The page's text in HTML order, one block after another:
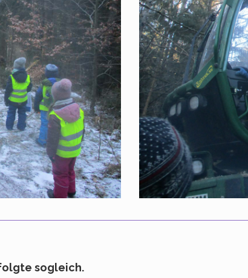
sogleich.